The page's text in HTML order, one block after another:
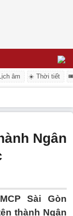
âm ☀️ Thời tiết
Ngân
Sài Gòn
thành Ngân